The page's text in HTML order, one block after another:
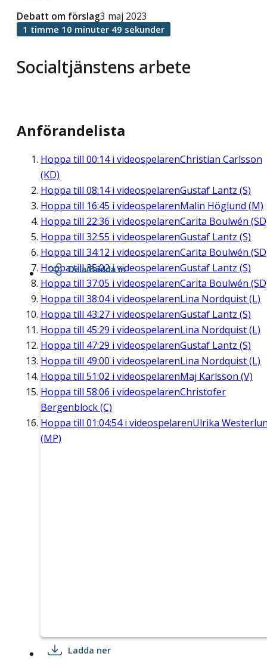
Socialtjänstens arbete
Debatt om förslag3 maj 2023
1 timme 10 minuter 49 sekunder
Anförandelista
Hoppa till 00:14i videospelarenChristian Carlsson
(KD)
Hoppa till 08:14i videospelarenGustaf Lantz (S)
Hoppa till 16:45 i videospelarenMalin Höglund (M)
Hoppa till 22:36 i videospelarenCarita Boulwén
Hoppa till 32:55 i videospelarenGustaf Lantz (S)
Hoppa till 34:12 i videospelarenCarita Boulwén
Hoppa till35:02i videospelarenGustaf Lantz (S)
Hoppa till 37:05 i videospelarenCarita Boulwén
Hoppa till 38:04i videospelarenLina Nordquist (L)
Hoppa till 43:27 i videospelarenGustaf Lantz (S)
Hoppa till 45:29 i videospelarenLina Nordquist (L)
Hoppa till 47:29 i videospelarenGustaf Lantz (S)
Hoppa till 49:00 i videospelarenLina Nordquist (L)
Hoppa till 51:02 i videospelarenMaj Karlsson (V)
Hoppa till 58:06 i videospelarenChristofer
Bergenblock (C)
Hoppa till 01:04:54i videospelarenUlrika
(MP)
Dela/Bädda in
Ladda ner